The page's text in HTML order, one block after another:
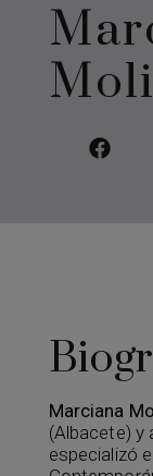
Marciana
(Albacete) y
especializó